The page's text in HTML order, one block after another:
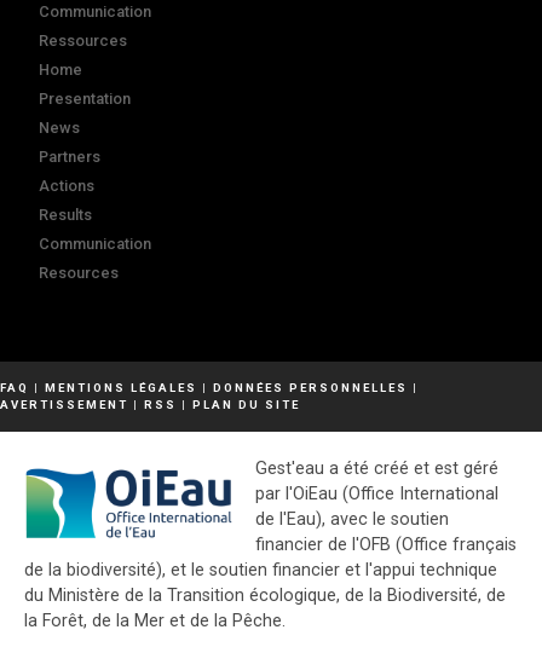
Communication
Ressources
Home
Presentation
News
Partners
Actions
Results
Communication
Resources
FAQ | MENTIONS LÉGALES | DONNÉES PERSONNELLES
|
AVERTISSEMENT | RSS | PLAN DU SITE
Gest'eau a été créé et est géré
par l'OiEau (Office International
de l'Eau), avec le soutien
financier de l'OFB (Office français
de la biodiversité), et le soutien financier et l'appui technique
du Ministère de la Transition écologique, de la Biodiversité, de
la Forêt, de la Mer et de la Pêche.